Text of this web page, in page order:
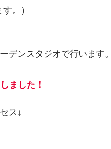
。）
デンスタジオで行います。
ました！
ス↓